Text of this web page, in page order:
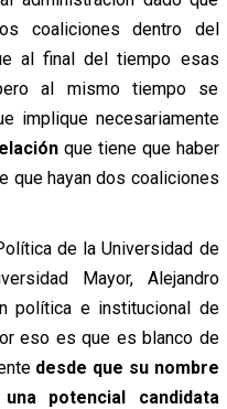
coaliciones dentro del
al final del tiempo esas
al mismo tiempo se
implique necesariamente
que tiene que haber
que hayan dos coaliciones
de la Universidad de
Mayor, Alejandro
política e institucional de
eso es que es blanco de
desde que su nombre
potencial candidata